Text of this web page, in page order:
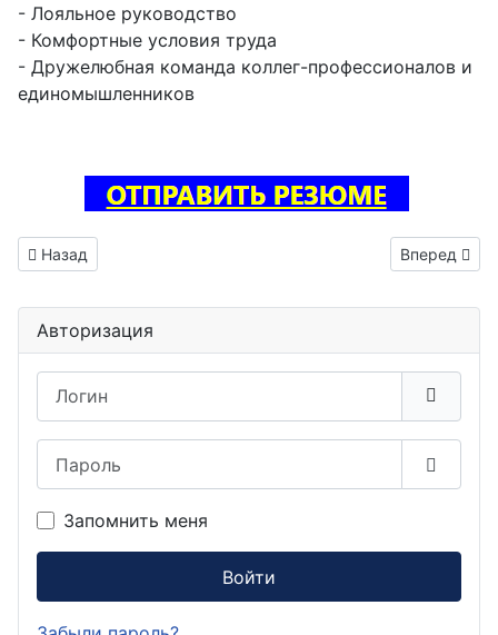
- Лояльное руководство
- Комфортные условия труда
- Дружелюбная команда коллег-профессионалов и
единомышленников
Предыдущий: Тестировщик ПО вакансия Петухово
Назад Следующий:
Вперед
Авторизация
Запомнить меня
Войти